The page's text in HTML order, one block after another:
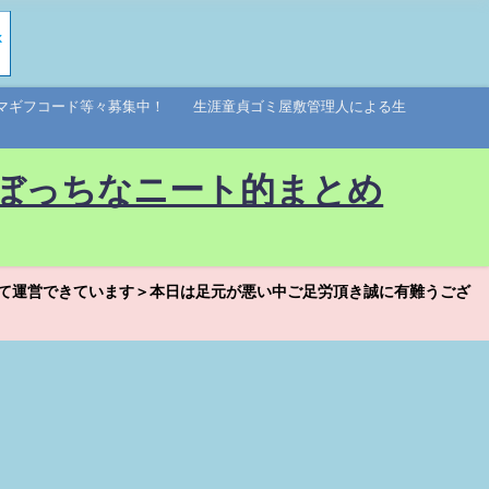
ギフコード等々募集中！ 生涯童貞ゴミ屋敷管理人による生
ちなニート的まとめ
営できています＞本日は足元が悪い中ご足労頂き誠に有難うござ